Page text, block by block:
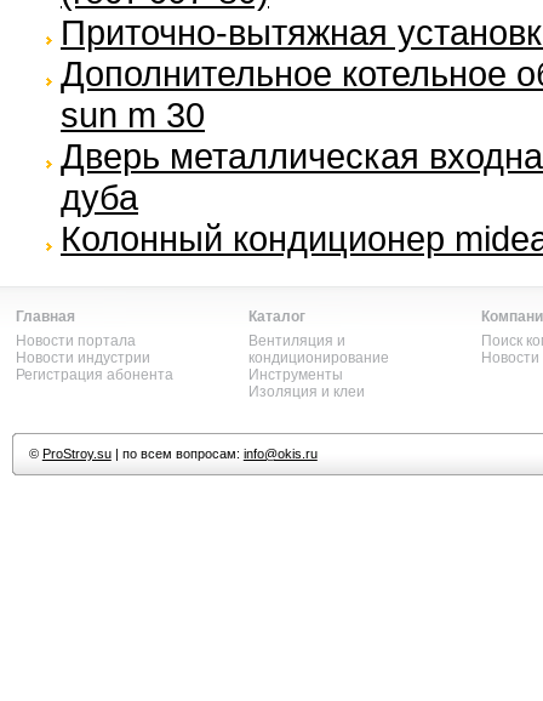
Приточно-вытяжная
Дополнительное котельное
sun m 30
Дверь металлическая
дуба
Колонный кондиционер
Главная
Новости портала
Новости индустрии
Регистрация абонента
Каталог
Вентиляция и
кондиционирование
Инструменты
Изоляция и клеи
Поиск
© ProStroy.su| по всем вопросам: info@okis.ru